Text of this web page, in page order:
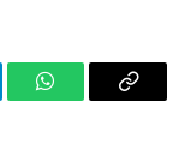
WhatsAppCopy